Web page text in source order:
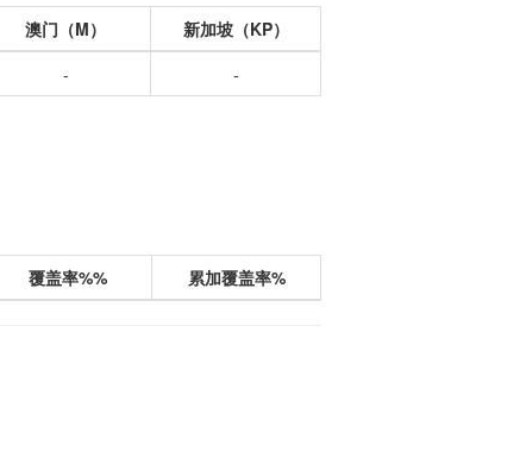
澳门（M）
新加坡（KP）
- -
覆盖率%% 累加覆盖率%